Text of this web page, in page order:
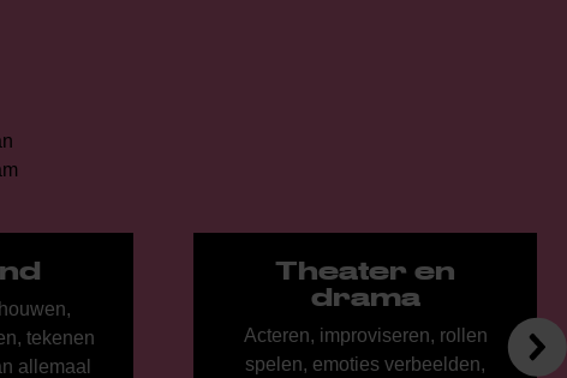
tekenen
allemaal
Theater en
drama
Acteren, improviseren, rollen
spelen, emoties verbeelden,